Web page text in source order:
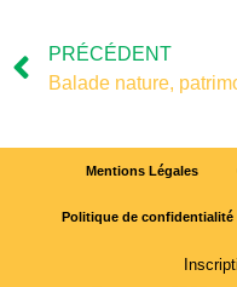
PRÉCÉDENT
Mentions Légales
Politique de confidentialité